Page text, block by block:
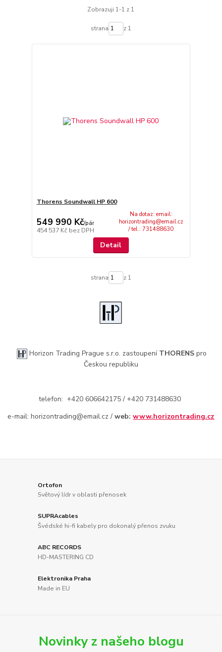
Zobrazuji 1-1 z 1
strana z 1
Thorens Soundwall HP 600
549 990 Kč/pár
454 537 Kč bez DPH
Na dotaz: email:
horizontrading@email.cz
/ tel.: 731488630
Detail
strana z 1
Horizon Trading Prague s.r.o. zastoupení THORENS pro
Českou republiku
telefon: +420 606642175 / +420 731488630
e-mail: horizontrading@email.cz /web:www.horizontrading.cz
Ortofon
Světový lídr v oblasti přenosek
SUPRAcables
Švédské hi-fi kabely pro dokonalý přenos zvuku
ABC RECORDS
HD-MASTERING CD
Elektronika Praha
Made in EU
Novinky z našeho blogu